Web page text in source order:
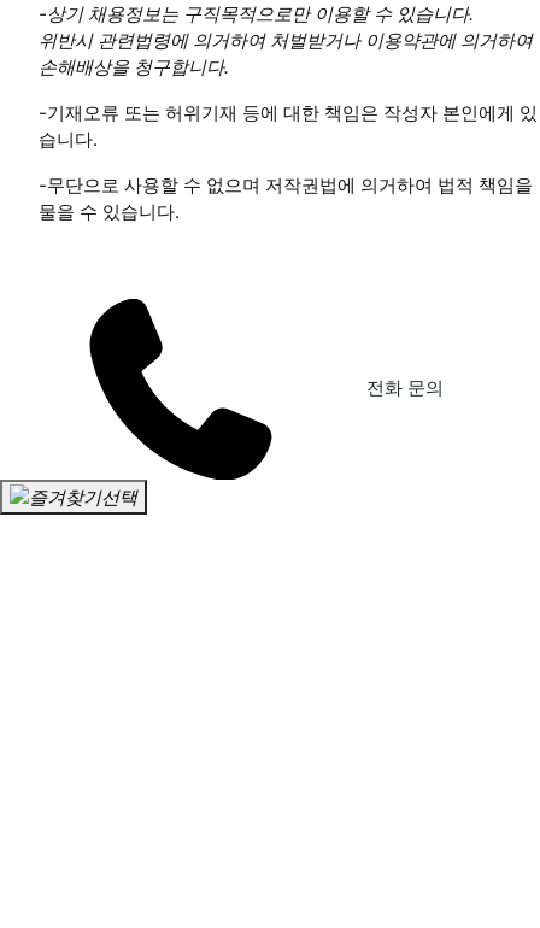
-상기 채용정보는 구직목적으로만 이용할 수 있습니다.
위반시 관련법령에 의거하여 처벌받거나 이용약관에 의거하여
손해배상을 청구합니다.
-기재오류 또는 허위기재 등에 대한 책임은 작성자 본인에게 있
습니다.
-무단으로 사용할 수 없으며 저작권법에 의거하여 법적 책임을
물을 수 있습니다.
전화 문의